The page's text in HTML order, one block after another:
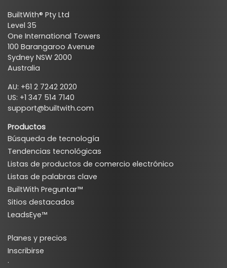
BuiltWith® Pty Ltd
Level 35
One International Towers
100 Barangaroo Avenue
Sydney NSW 2000
Australia
AU: +61 2 7242 2020
US: +1 347 514 7140
support@builtwith.com
Productos
Búsqueda de tecnología
Tendencias tecnológicas
Listas de productos de comercio electrónico
Listas de palabras clave
BuiltWith Preguntar™
Sitios destacados
LeadsEye™
Planes y precios
Inscribirse
·